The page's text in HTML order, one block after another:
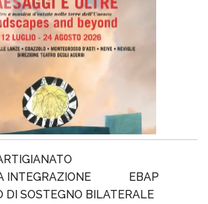
INTEGRAZIONE
EBAP
DI SOSTEGNO BILATERALE